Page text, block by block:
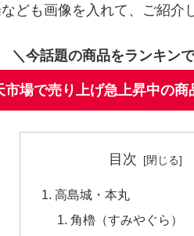
ども画像を入れて、ご紹介
＼今話題の商品をランキン
市場で売り上げ急上昇中の商
目次
高島城・本丸
角櫓（すみやぐら）